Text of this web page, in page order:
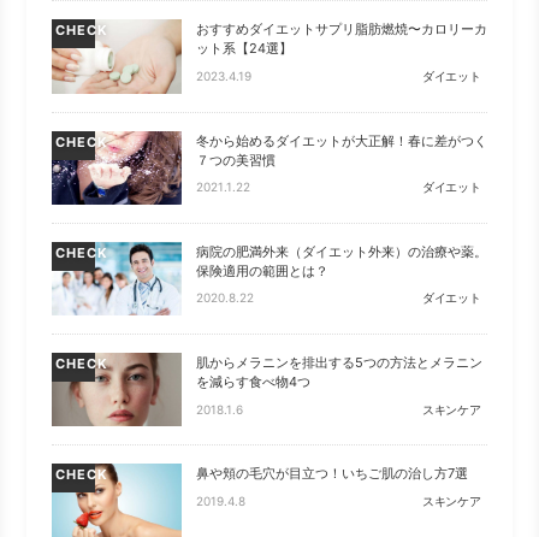
CHECK
おすすめダイエットサプリ脂肪燃焼〜カロリーカ
ット系【24選】
2023.4.19 ダイエット
CHECK
冬から始めるダイエットが大正解！春に差がつく
７つの美習慣
2021.1.22 ダイエット
CHECK
病院の肥満外来（ダイエット外来）の治療や薬。
保険適用の範囲とは？
2020.8.22 ダイエット
CHECK
肌からメラニンを排出する5つの方法とメラニン
を減らす食べ物4つ
2018.1.6 スキンケア
CHECK 鼻や頬の毛穴が目立つ！いちご肌の治し方7選
2019.4.8 スキンケア